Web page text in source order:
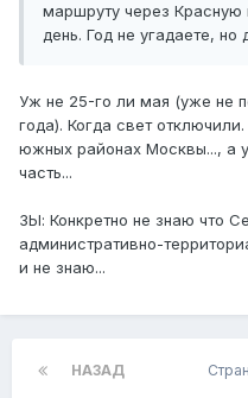
маршруту через
день. Год не угадаете, но
Уж не 25-го ли мая (уже не
года). Когда свет
южных районах Москвы..., а
часть...
ЗЫ: Конкретно не знаю что
административно-
и не знаю...
НАЗАД